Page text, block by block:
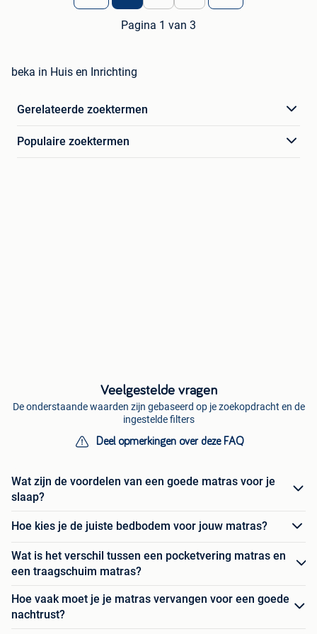
Pagina 1 van 3
beka in Huis en Inrichting
Gerelateerde zoektermen
Populaire zoektermen
Veelgestelde vragen
De onderstaande waarden zijn gebaseerd op je zoekopdracht en de
ingestelde filters
Deel opmerkingen over deze FAQ
Wat zijn de voordelen van een goede matras voor je
slaap?
Hoe kies je de juiste bedbodem voor jouw matras?
Wat is het verschil tussen een pocketvering matras en
een traagschuim matras?
Hoe vaak moet je je matras vervangen voor een goede
nachtrust?